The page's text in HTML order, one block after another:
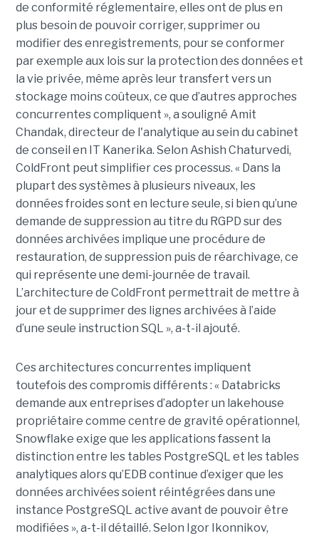
de conformité réglementaire, elles ont de plus en
plus besoin de pouvoir corriger, supprimer ou
modifier des enregistrements, pour se conformer
par exemple aux lois sur la protection des données et
la vie privée, même après leur transfert vers un
stockage moins coûteux, ce que d’autres approches
concurrentes compliquent », a souligné Amit
Chandak, directeur de l'analytique au sein du cabinet
de conseil en IT Kanerika. Selon Ashish Chaturvedi,
ColdFront peut simplifier ces processus. « Dans la
plupart des systèmes à plusieurs niveaux, les
données froides sont en lecture seule, si bien qu’une
demande de suppression au titre du RGPD sur des
données archivées implique une procédure de
restauration, de suppression puis de réarchivage, ce
qui représente une demi-journée de travail.
L’architecture de ColdFront permettrait de mettre à
jour et de supprimer des lignes archivées à l’aide
d’une seule instruction SQL », a-t-il ajouté.
Ces architectures concurrentes impliquent
toutefois des compromis différents : « Databricks
demande aux entreprises d’adopter un lakehouse
propriétaire comme centre de gravité opérationnel,
Snowflake exige que les applications fassent la
distinction entre les tables PostgreSQL et les tables
analytiques alors qu’EDB continue d’exiger que les
données archivées soient réintégrées dans une
instance PostgreSQL active avant de pouvoir être
modifiées », a-t-il détaillé. Selon Igor Ikonnikov,